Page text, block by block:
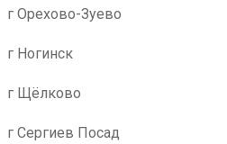
г Орехово-Зуево
г Ногинск
г Щёлково
г Сергиев Посад